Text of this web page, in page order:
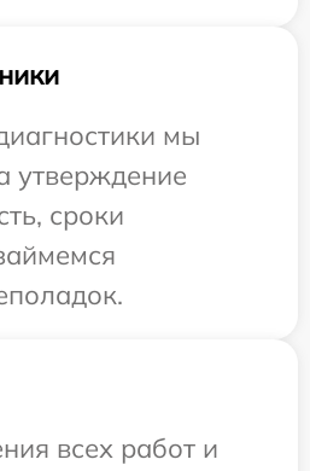
мы
утверждение
сроки
всех работ и